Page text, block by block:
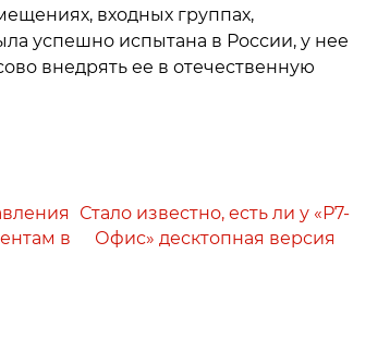
входных группах,
успешно испытана в России, у нее
внедрять ее в отечественную
в
Стало известно, есть ли у «Р7-
Офис» десктопная версия